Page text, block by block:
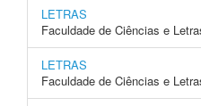
LETRAS
Faculdade de Ciências e
LETRAS
Faculdade de Ciências e